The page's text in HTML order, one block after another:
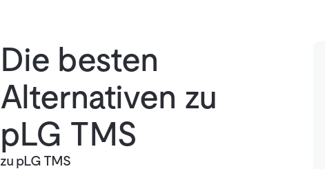
Die besten
Alternativen zu
pLG TMS
zu pLG TMS